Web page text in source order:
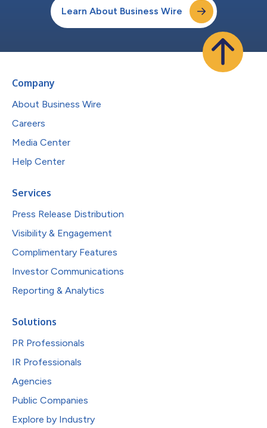
Learn About Business Wire
Company
About Business Wire
Careers
Media Center
Help Center
Services
Press Release Distribution
Visibility & Engagement
Complimentary Features
Investor Communications
Reporting & Analytics
Solutions
PR Professionals
IR Professionals
Agencies
Public Companies
Explore by Industry